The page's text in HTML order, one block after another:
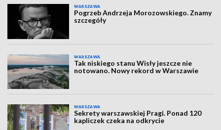
WARSZAWA
Pogrzeb Andrzeja Morozowskiego. Znamy
szczegóły
WARSZAWA
Tak niskiego stanu Wisły jeszcze nie
notowano. Nowy rekord w Warszawie
WARSZAWA
Sekrety warszawskiej Pragi. Ponad 120
kapliczek czeka na odkrycie